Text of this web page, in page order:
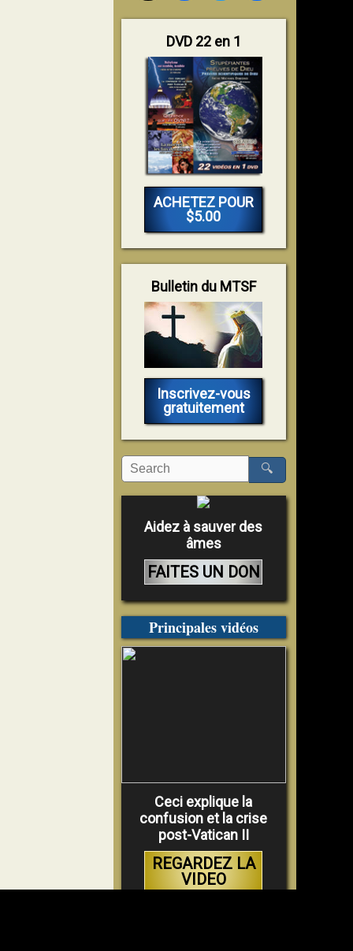
DVD 22 en 1
ACHETEZ POUR
$5.00
Bulletin du MTSF
Inscrivez-vous
gratuitement
🔍
Aidez à sauver des
âmes
FAITES UN DON
Principales vidéos
Ceci explique la
confusion et la crise
post-Vatican II
REGARDEZ LA
VIDEO